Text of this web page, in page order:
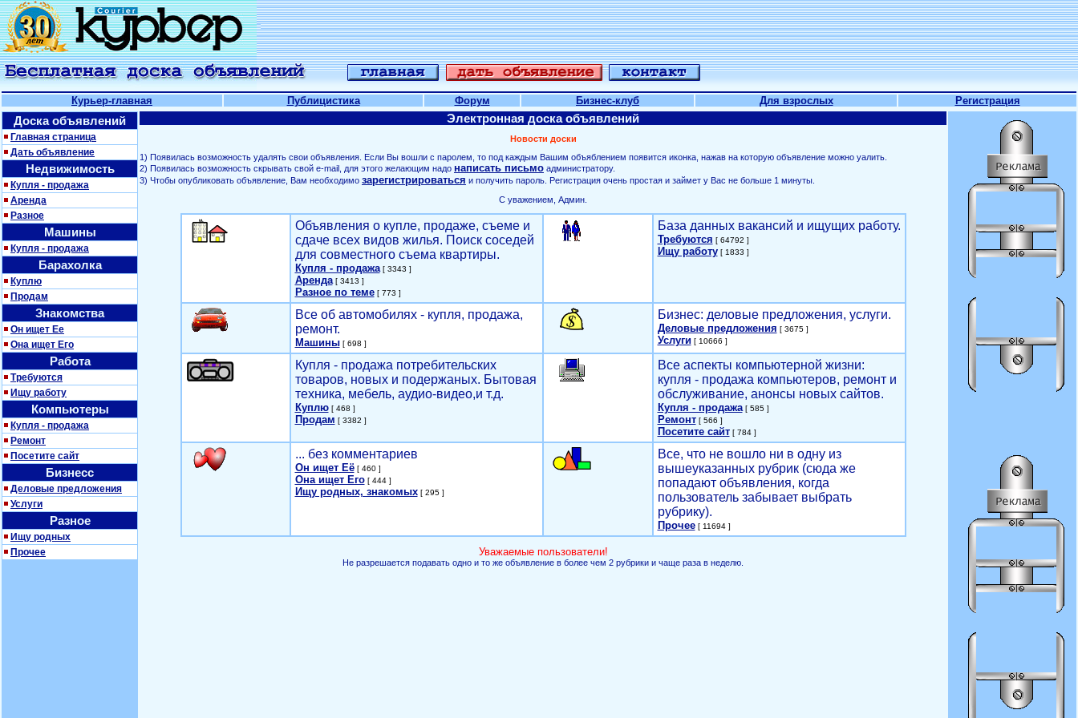
Курьер-главная Публицистика Форум Бизнес-клуб Для взрослых Регистрация
Доска объявлений
Главная страница
Дать объявление
Недвижимость
Купля - продажа
Аренда
Разное
Машины
Купля - продажа
Барахолка
Куплю
Продам
Знакомства
Он ищет Ее
Она ищет Его
Работа
Требуются
Ищу работу
Компьютеры
Купля - продажа
Ремонт
Посетите сайт
Бизнесс
Деловые предложения
Услуги
Разное
Ищу родных
Прочее
Электронная доска объявлений
Новости доски
1) Появилась возможность удалять свои объявления. Если Вы вошли с паролем, то под каждым Вашим объяблением появится иконка, нажав на которую объявление можно уалить.
2) Появилась возможность скрывать свой е-mail, для этого желающим надо написать письмо администратору.
3) Чтобы опубликовать объявление, Вам необходимо зарегистрироваться и получить пароль. Регистрация очень простая и займет у Вас не больше 1 минуты.
С уважением, Админ.
Объявления о купле, продаже, съеме и
сдаче всех видов жилья. Поиск соседей
для совместного съема квартиры.
Купля - продажа[ 3343 ]
Аренда[ 3413 ]
Разное по теме[ 773 ]
База данных вакансий и ищущих работу.
Требуются [ 64792 ]
Ищу работу[ 1833 ]
Все об автомобилях - купля, продажа,
ремонт.
Машины[ 698 ]
Бизнес: деловые предложения, услуги.
Деловые предложения [ 3675 ]
Услуги[ 10666 ]
Купля - продажа потребительских
товаров, новых и подержаных. Бытовая
техника, мебель, аудио-видео,и т.д.
Куплю[ 468 ]
Продам [ 3382 ]
Все аспекты компьютерной жизни:
купля - продажа компьютеров, ремонт и
обслуживание, анонсы новых сайтов.
Купля - продажа[ 585 ]
Ремонт[ 566 ]
Посетите сайт[ 784 ]
... без комментариев
Он ищет Её[ 460 ]
Она ищет Его[ 444 ]
Ищу родных, знакомых[ 295 ]
Все, что не вошло ни в одну из
вышеуказанных рубрик (сюда же
попадают объявления, когда
пользователь забывает выбрать
рубрику).
Прочее[ 11694 ]
Уважаемые пользователи!
Не разрешается подавать одно и то же объявление в более чем 2 рубрики и чаще раза в неделю.